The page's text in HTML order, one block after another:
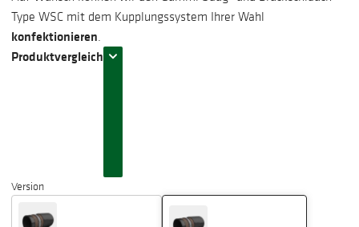
Type WSC mit dem Kupplungssystem Ihrer Wahl
konfektionieren.
Produktvergleich
Version